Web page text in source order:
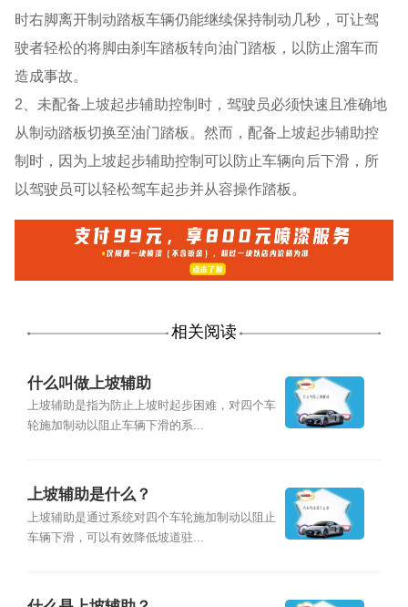
时右脚离开制动踏板车辆仍能继续保持制动几秒，可让驾
驶者轻松的将脚由刹车踏板转向油门踏板，以防止溜车而
造成事故。
2、未配备上坡起步辅助控制时，驾驶员必须快速且准确地
从制动踏板切换至油门踏板。然而，配备上坡起步辅助控
制时，因为上坡起步辅助控制可以防止车辆向后下滑，所
以驾驶员可以轻松驾车起步并从容操作踏板。
相关阅读
什么叫做上坡辅助
上坡辅助是指为防止上坡时起步困难，对四个车
轮施加制动以阻止车辆下滑的系...
上坡辅助是什么？
上坡辅助是通过系统对四个车轮施加制动以阻止
车辆下滑，可以有效降低坡道驻...